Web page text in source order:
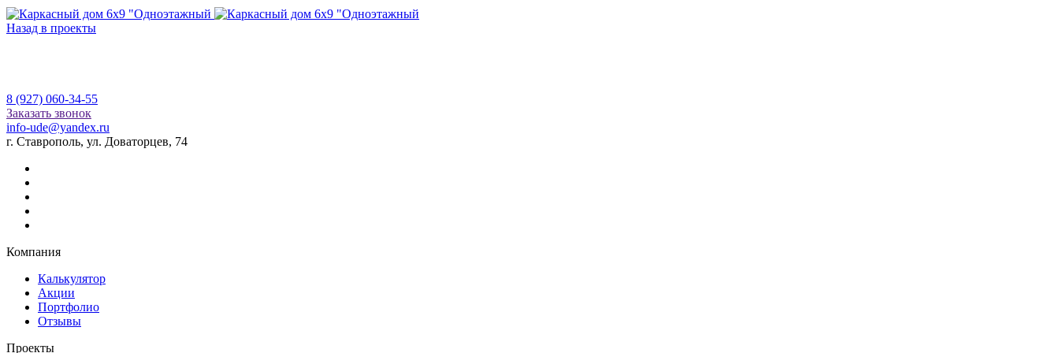
Назад в проекты
8 (927) 060-34-55
Заказать звонок
info-ude@yandex.ru
г. Ставрополь, ул. Доваторцев, 74
Компания
Калькулятор
Акции
Портфолио
Отзывы
Проекты